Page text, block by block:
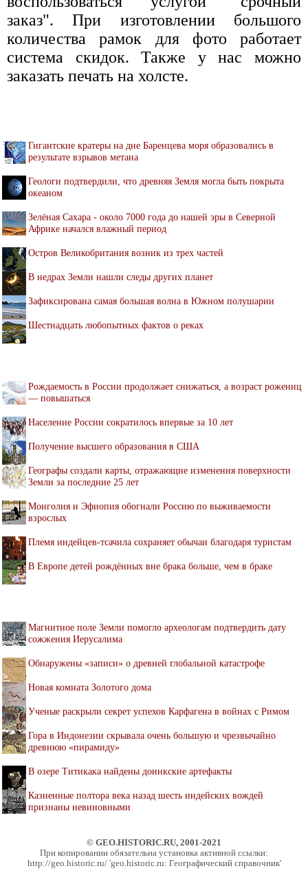
заказ". При изготовлении большого
количества рамок для фото работает
система скидок. Также у нас можно
заказать печать на холсте.
Гигантские кратеры на дне Баренцева моря образовались в
результате взрывов метана
Геологи подтвердили, что древняя Земля могла быть покрыта
океаном
Зелёная Сахара - около 7000 года до нашей эры в Северной
Африке начался влажный период
Остров Великобритания возник из трех частей
В недрах Земли нашли следы других планет
Зафиксирована самая большая волна в Южном полушарии
Шестнадцать любопытных фактов о реках
Рождаемость в России продолжает снижаться, а возраст рожениц
— повышаться
Население России сократилось впервые за 10 лет
Получение высшего образования в США
Географы создали карты, отражающие изменения поверхности
Земли за последние 25 лет
Монголия и Эфиопия обогнали Россию по выживаемости
взрослых
Племя индейцев-тсачила сохраняет обычаи благодаря туристам
В Европе детей рождённых вне брака больше, чем в браке
Магнитное поле Земли помогло археологам подтвердить дату
сожжения Иерусалима
Обнаружены «записи» о древней глобальной катастрофе
Новая комната Золотого дома
Ученые раскрыли секрет успехов Карфагена в войнах с Римом
Гора в Индонезии скрывала очень большую и чрезвычайно
древнюю «пирамиду»
В озере Титикака найдены доинкские артефакты
Казненные полтора века назад шесть индейских вождей
признаны невиновными
© GEO.HISTORIC.RU, 2001-2021
При копировании обязательна установка активной ссылки:
http://geo.historic.ru/ 'geo.historic.ru: Географический справочник'